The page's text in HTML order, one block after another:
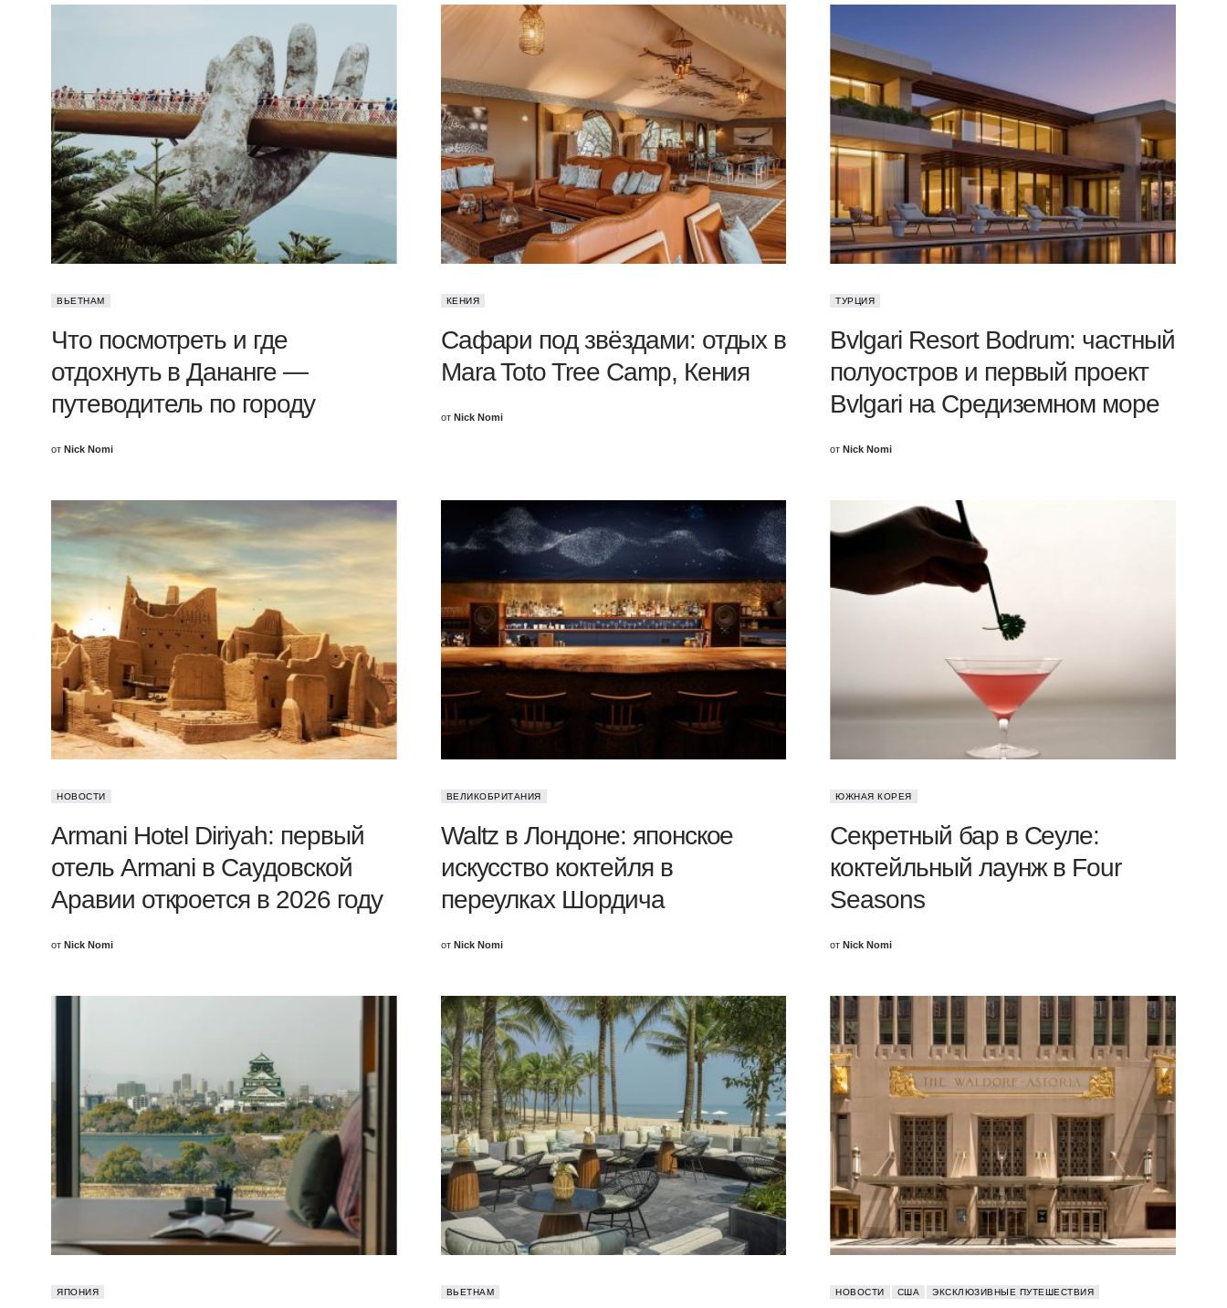
ВЬЕТНАМ
Что посмотреть и где
отдохнуть в Дананге —
путеводитель по городу
от Nick Nomi
КЕНИЯ
Сафари под звёздами: отдых в
Mara Toto Tree Camp, Кения
от Nick Nomi
ТУРЦИЯ
Bvlgari Resort Bodrum: частный
полуостров и первый проект
Bvlgari на Средиземном море
от Nick Nomi
НОВОСТИ
Armani Hotel Diriyah: первый
отель Armani в Саудовской
Аравии откроется в 2026 году
от Nick Nomi
ВЕЛИКОБРИТАНИЯ
Waltz в Лондоне: японское
искусство коктейля в
переулках Шордича
от Nick Nomi
ЮЖНАЯ КОРЕЯ
Секретный бар в Сеуле:
коктейльный лаунж в Four
Seasons
от Nick Nomi
ЯПОНИЯ ВЬЕТНАМ НОВОСТИ США ЭКСКЛЮЗИВНЫЕ ПУТЕШЕСТВИЯ